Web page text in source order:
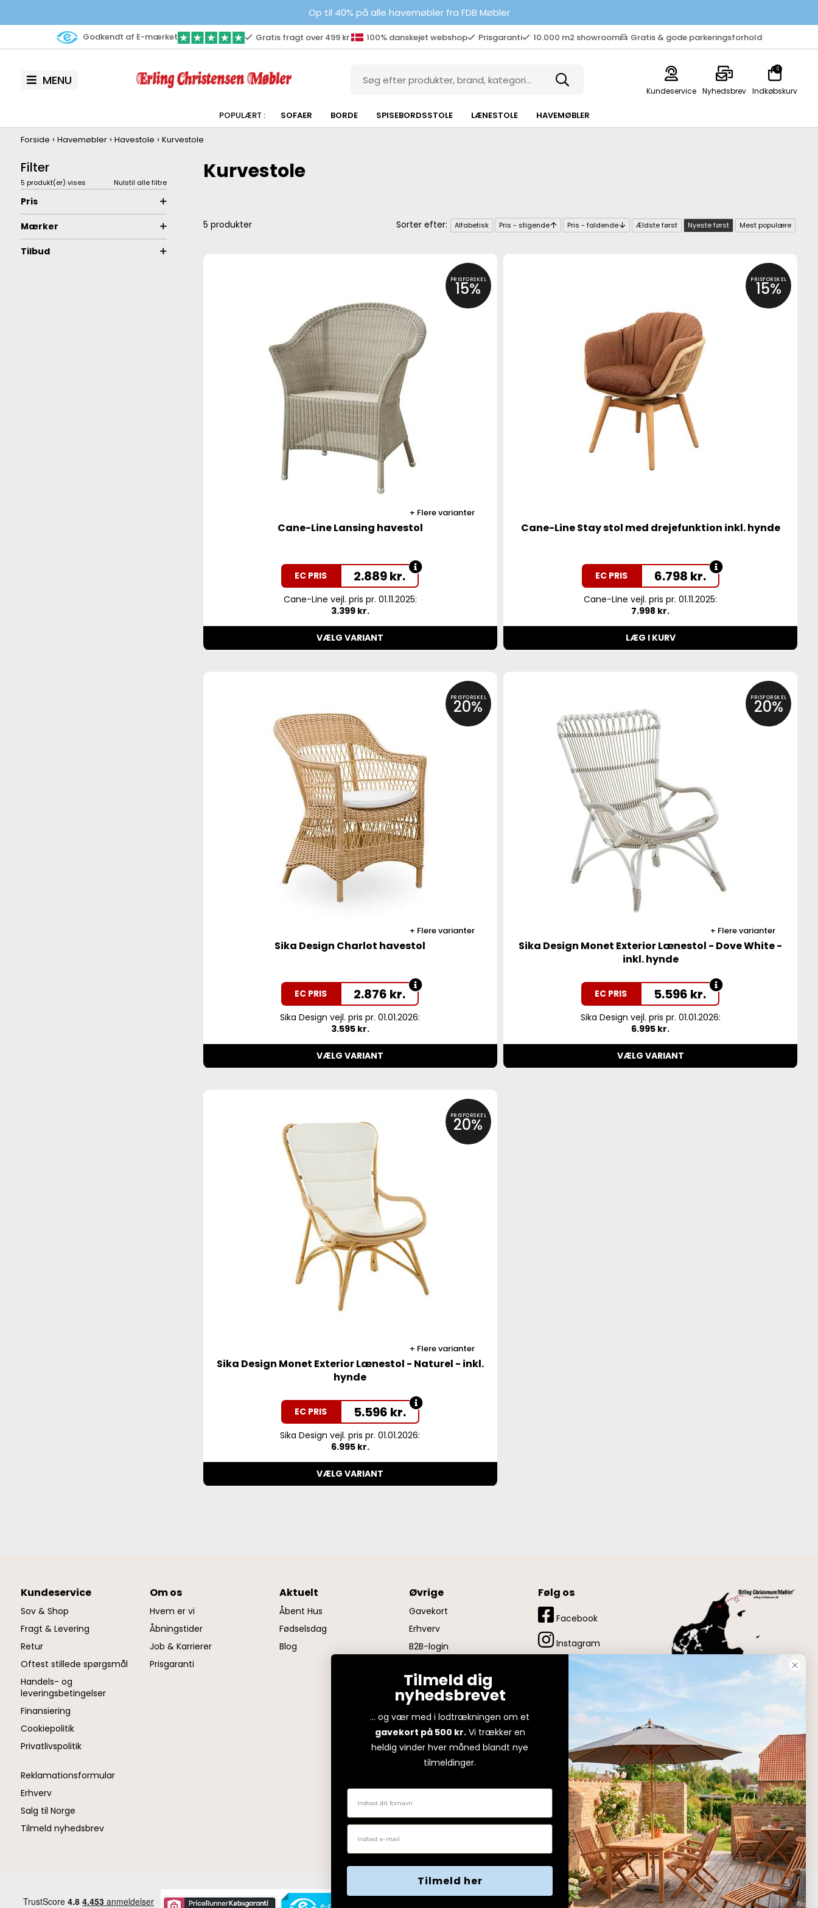
Op til 40% på alle havemøbler fra FDB Møbler
Godkendt af E-mærket Gratis fragt over 499 kr. 100% danskejet webshop Prisgaranti 10.000 m2 showroom Gratis & gode parkeringsforhold
MENU
Kundeservice Nyhedsbrev Indkøbskurv
0
SOFAER BORDE SPISEBORDSSTOLE LÆNESTOLE HAVEMØBLER
Filter
5 produkt(er) vises Nulstil alle filtre
Pris
Mærker
Tilbud
Forside › Havemøbler› Havestole › Kurvestole
Kurvestole
5 produkter Alfabetisk Pris - stigende Pris - faldende Ældste først Nyeste først Mest populære
PRISFORSKEL
15%
Flere varianter
Cane-Line Lansing havestol
EC PRIS 2.889kr.
Cane-Line vejl. pris pr. 01.11.2025:
3.399 kr.
VÆLG VARIANT
PRISFORSKEL
15%
Cane-Line Stay stol med drejefunktion inkl. hynde
EC PRIS 6.798 kr.
Cane-Line vejl. pris pr. 01.11.2025:
7.998 kr.
LÆG I KURV
PRISFORSKEL
20%
Flere varianter
Sika Design Charlot havestol
EC PRIS 2.876 kr.
Sika Design vejl. pris pr. 01.01.2026:
3.595 kr.
VÆLG VARIANT
PRISFORSKEL
20%
Flere varianter
Sika Design Monet Exterior Lænestol - Dove White -
inkl. hynde
EC PRIS 5.596 kr.
Sika Design vejl. pris pr. 01.01.2026:
6.995 kr.
VÆLG VARIANT
PRISFORSKEL
20%
Flere varianter
Sika Design Monet Exterior Lænestol - Naturel - inkl.
hynde
EC PRIS 5.596 kr.
Sika Design vejl. pris pr. 01.01.2026:
6.995 kr.
VÆLG VARIANT
Kundeservice
Sov & Shop
Fragt & Levering
Retur
Oftest stillede spørgsmål
Handels- og
leveringsbetingelser
Finansiering
Cookiepolitik
Privatlivspolitik
Reklamationsformular
Erhverv
Salg til Norge
Tilmeld nyhedsbrev
Om os
Hvem er vi
Åbningstider
Job & Karrierer
Prisgaranti
Aktuelt
Åbent Hus
Fødselsdag
Blog
Øvrige
Gavekort
Erhverv
B2B-login
Følg os
Facebook
Instagram
LinkedIn
YouTube
Pinterest
Adresse
Erling Christensen Møbler A/S
Hørmestedvej 342
9870 Sindal
CVR: 75082517
Tilmeld dig
nyhedsbrevet
... og vær med i lodtrækningen om et
gavekort på 500 kr.Vi trækker en
heldig vinder hver måned blandt nye
tilmeldinger.
Fornavn
Email
Tilmeld her